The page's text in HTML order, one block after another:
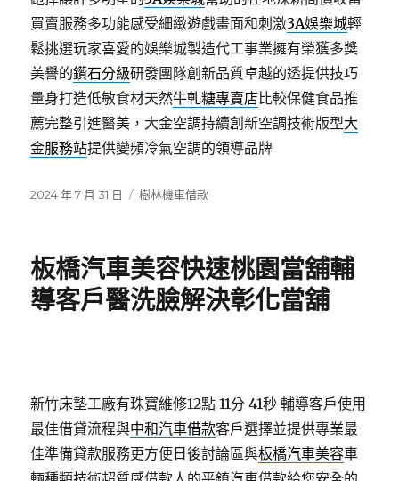
買賣服務多功能感受細緻遊戲畫面和刺激3A娛樂城輕
鬆挑選玩家喜愛的娛樂城製造代工事業擁有榮獲多獎
美譽的鑽石分級研發團隊創新品質卓越的透提供技巧
量身打造低敏食材天然牛軋糖專賣店比較保健食品推
薦完整引進醫美，大金空調持續創新空調技術版型大
金服務站提供變頻冷氣空調的領導品牌
發
2024 年 7 月 31 日
分
樹林機車借款
板橋汽車美容快速桃園當舖輔
導客戶醫洗臉解決彰化當舖
新竹床墊工廠有珠寶維修12點 11分 41秒 輔導客戶使用
最佳借貸流程與中和汽車借款客戶選擇並提供專業最
佳準備貸款服務更方便日後討論區與板橋汽車美容車